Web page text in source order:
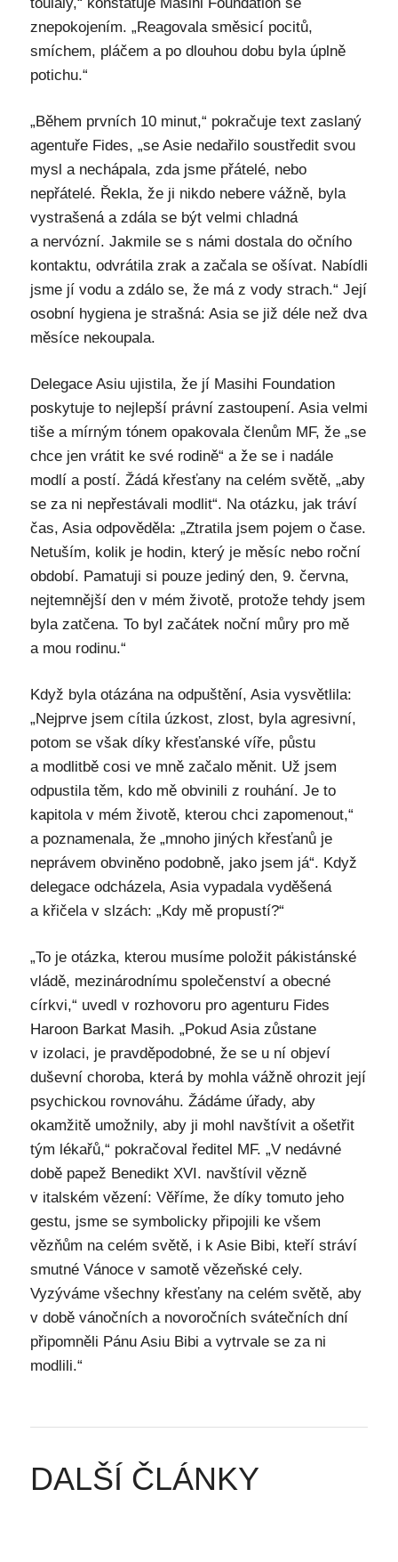
znepokojením. „Reagovala směsicí pocitů,
smíchem, pláčem a po dlouhou dobu byla úplně
potichu.“
„Během prvních 10 minut,“ pokračuje text zaslaný
agentuře Fides, „se Asie nedařilo soustředit svou
mysl a nechápala, zda jsme přátelé, nebo
nepřátelé. Řekla, že ji nikdo nebere vážně, byla
vystrašená a zdála se být velmi chladná
a nervózní. Jakmile se s námi dostala do očního
kontaktu, odvrátila zrak a začala se ošívat. Nabídli
jsme jí vodu a zdálo se, že má z vody strach.“ Její
osobní hygiena je strašná: Asia se již déle než dva
měsíce nekoupala.
Delegace Asiu ujistila, že jí Masihi Foundation
poskytuje to nejlepší právní zastoupení. Asia velmi
tiše a mírným tónem opakovala členům MF, že „se
chce jen vrátit ke své rodině“ a že se i nadále
modlí a postí. Žádá křesťany na celém světě, „aby
se za ni nepřestávali modlit“. Na otázku, jak tráví
čas, Asia odpověděla: „Ztratila jsem pojem o čase.
Netuším, kolik je hodin, který je měsíc nebo roční
období. Pamatuji si pouze jediný den, 9. června,
nejtemnější den v mém životě, protože tehdy jsem
byla zatčena. To byl začátek noční můry pro mě
a mou rodinu.“
Když byla otázána na odpuštění, Asia vysvětlila:
„Nejprve jsem cítila úzkost, zlost, byla agresivní,
potom se však díky křesťanské víře, půstu
a modlitbě cosi ve mně začalo měnit. Už jsem
odpustila těm, kdo mě obvinili z rouhání. Je to
kapitola v mém životě, kterou chci zapomenout,“
a poznamenala, že „mnoho jiných křesťanů je
neprávem obviněno podobně, jako jsem já“. Když
delegace odcházela, Asia vypadala vyděšená
a křičela v slzách: „Kdy mě propustí?“
„To je otázka, kterou musíme položit pákistánské
vládě, mezinárodnímu společenství a obecné
církvi,“ uvedl v rozhovoru pro agenturu Fides
Haroon Barkat Masih. „Pokud Asia zůstane
v izolaci, je pravděpodobné, že se u ní objeví
duševní choroba, která by mohla vážně ohrozit její
psychickou rovnováhu. Žádáme úřady, aby
okamžitě umožnily, aby ji mohl navštívit a ošetřit
tým lékařů,“ pokračoval ředitel MF. „V nedávné
době papež Benedikt XVI. navštívil vězně
v italském vězení: Věříme, že díky tomuto jeho
gestu, jsme se symbolicky připojili ke všem
vězňům na celém světě, i k Asie Bibi, kteří stráví
smutné Vánoce v samotě vězeňské cely.
Vyzýváme všechny křesťany na celém světě, aby
v době vánočních a novoročních svátečních dní
připomněli Pánu Asiu Bibi a vytrvale se za ni
modlili.“
DALŠÍ ČLÁNKY